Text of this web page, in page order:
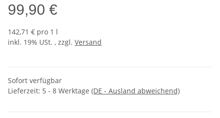
99,90 €
142,71 € pro 1 l
inkl. 19% USt. , zzgl. Versand
Sofort verfügbar
Lieferzeit: 5 - 8 Werktage (DE - Ausland abweichend)